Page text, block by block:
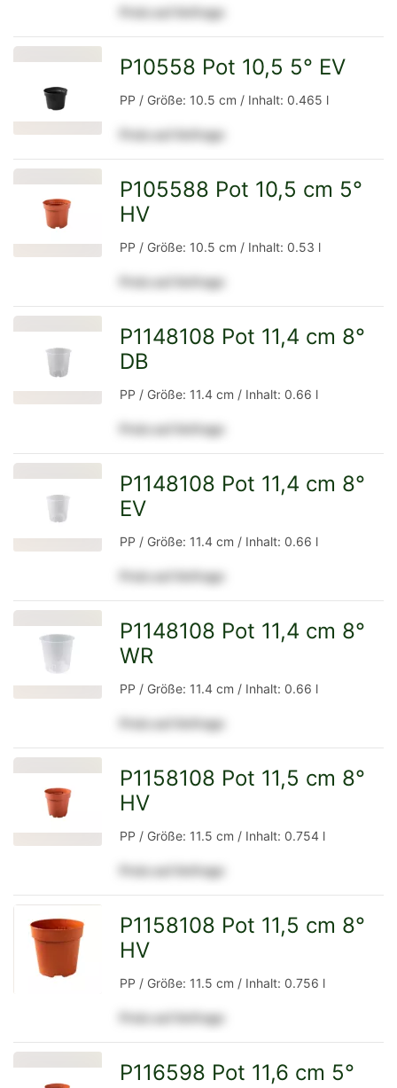
Preis auf Anfrage
Detailseite
P10558 Pot 10,5 5° EV
PP / Größe: 10.5 cm / Inhalt: 0.465 l
Preis auf Anfrage
P105588 Pot 10,5 cm 5°
HV
PP / Größe: 10.5 cm / Inhalt: 0.53 l
Preis auf Anfrage
P1148108 Pot 11,4 cm 8°
DB
PP / Größe: 11.4 cm / Inhalt: 0.66 l
Preis auf Anfrage
P1148108 Pot 11,4 cm 8°
EV
PP / Größe: 11.4 cm / Inhalt: 0.66 l
Preis auf Anfrage
P1148108 Pot 11,4 cm 8°
WR
PP / Größe: 11.4 cm / Inhalt: 0.66 l
Preis auf Anfrage
P1158108 Pot 11,5 cm 8°
HV
PP / Größe: 11.5 cm / Inhalt: 0.754 l
Preis auf Anfrage
P1158108 Pot 11,5 cm 8°
HV
PP / Größe: 11.5 cm / Inhalt: 0.756 l
Preis auf Anfrage
P116598 Pot 11,6 cm 5°